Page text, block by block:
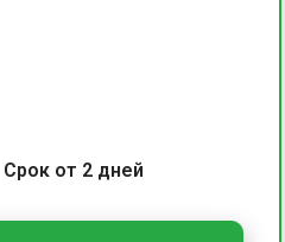
Срок от 2 дней